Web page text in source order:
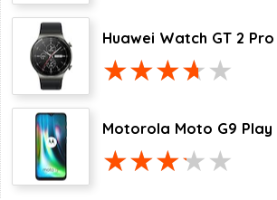
Huawei Watch GT 2 Pro
Motorola Moto G9 Play